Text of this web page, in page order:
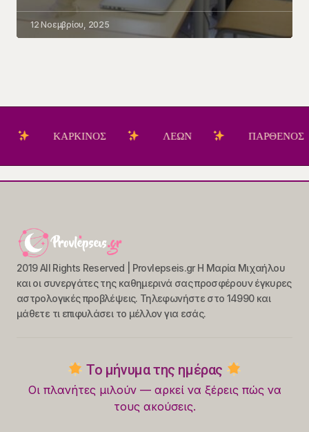
12 Νοεμβρίου, 2025
ΚΑΡΚΙΝΟΣ ΛΕΩΝ ΠΑΡΘΕΝΟΣ
2019 All Rights Reserved | Provlepseis.gr Η Μαρία Μιχαήλου
και οι συνεργάτες της καθημερινά σας προσφέρουν έγκυρες
αστρολογικές προβλέψεις. Τηλεφωνήστε στο 14990 και
μάθετε τι επιφυλάσει το μέλλον για εσάς.
Το μήνυμα της ημέρας
Οι πλανήτες μιλούν — αρκεί να ξέρεις πώς να
τους ακούσεις.